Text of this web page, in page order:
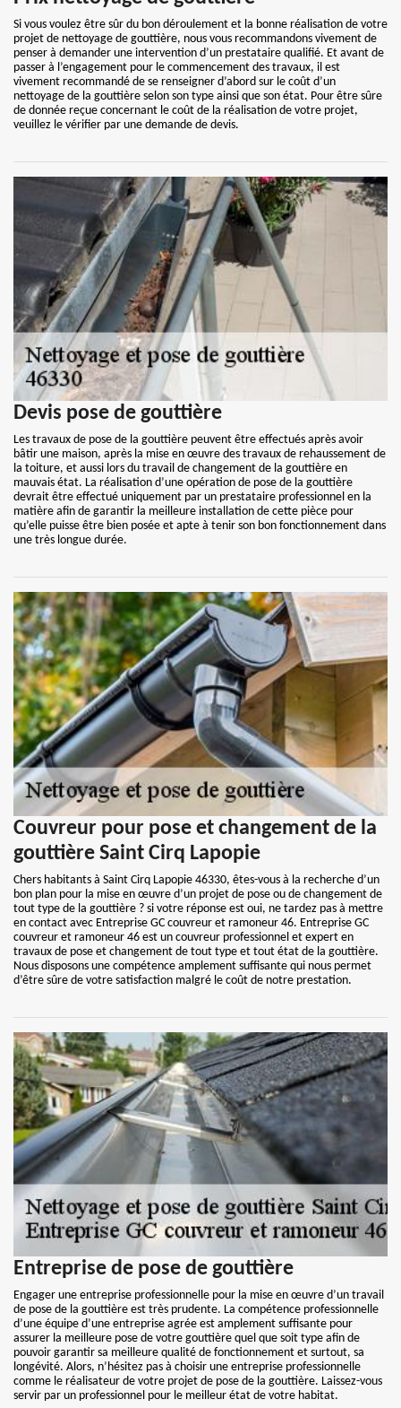
Si vous voulez être sûr du bon déroulement et la bonne réalisation de votre
projet de nettoyage de gouttière, nous vous recommandons vivement de
penser à demander une intervention d’un prestataire qualifié. Et avant de
passer à l’engagement pour le commencement des travaux, il est
vivement recommandé de se renseigner d’abord sur le coût d’un
nettoyage de la gouttière selon son type ainsi que son état. Pour être sûre
de donnée reçue concernant le coût de la réalisation de votre projet,
veuillez le vérifier par une demande de devis.
Devis pose de gouttière
Les travaux de pose de la gouttière peuvent être effectués après avoir
bâtir une maison, après la mise en œuvre des travaux de rehaussement de
la toiture, et aussi lors du travail de changement de la gouttière en
mauvais état. La réalisation d’une opération de pose de la gouttière
devrait être effectué uniquement par un prestataire professionnel en la
matière afin de garantir la meilleure installation de cette pièce pour
qu’elle puisse être bien posée et apte à tenir son bon fonctionnement dans
une très longue durée.
Couvreur pour pose et changement de la
gouttière Saint Cirq Lapopie
Chers habitants à Saint Cirq Lapopie 46330, êtes-vous à la recherche d’un
bon plan pour la mise en œuvre d’un projet de pose ou de changement de
tout type de la gouttière ? si votre réponse est oui, ne tardez pas à mettre
en contact avec Entreprise GC couvreur et ramoneur 46. Entreprise GC
couvreur et ramoneur 46 est un couvreur professionnel et expert en
travaux de pose et changement de tout type et tout état de la gouttière.
Nous disposons une compétence amplement suffisante qui nous permet
d’être sûre de votre satisfaction malgré le coût de notre prestation.
Entreprise de pose de gouttière
Engager une entreprise professionnelle pour la mise en œuvre d’un travail
de pose de la gouttière est très prudente. La compétence professionnelle
d’une équipe d’une entreprise agrée est amplement suffisante pour
assurer la meilleure pose de votre gouttière quel que soit type afin de
pouvoir garantir sa meilleure qualité de fonctionnement et surtout, sa
longévité. Alors, n’hésitez pas à choisir une entreprise professionnelle
comme le réalisateur de votre projet de pose de la gouttière. Laissez-vous
servir par un professionnel pour le meilleur état de votre habitat.